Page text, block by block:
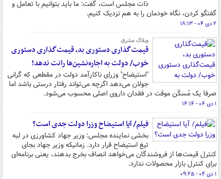
ذات مجلس است، گفت: ما باید بتوانیم با تعامل و
گفتگو کردن، نگاه خودمان را به هم نزدیک کنیم.
۲ دی ۰۴ - ۱۸:۱۳
وبلاگ مشرق
قیمت‌گذاری دستوری بد، قیمت‌گذاری دستوری
خوب/ دولت به اجاره‌نشین‌ها رانت ندهد!
"استیضاح" وزرای ناکارآمد دولت در مقطعی که گرانی
جولان می‌دهد اگرچه می‌تواند رفتار درستی باشد اما
صرفا یک مُسکّن موقت در فقدان داروی اصلی محسوب می‌شود.
۱ دی ۰۴ - ۱۴:۱۴
فیلم/ آیا استیضاح وزرا دولت جدی است؟
بخشی‌ نماینده مجلس: وزیر جهاد کشاورزی در لبه
تیغ استیضاح قرار دارد. زمانیکه وزیر جهاد بجای
کنترل قیمت‌ها از فروشندگان می‌خواهد انصاف بخرج بدهند، یعنی برنامه‌ای
برای کنترل بازار محصولات ندارد.
۱ دی ۰۴ - ۰۹:۲۵